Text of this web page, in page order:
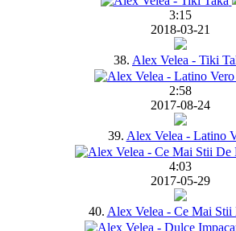
3:15
2018-03-21
38. Alex Velea - Tiki
2:58
2017-08-24
39. Alex Velea - Latino
4:03
2017-05-29
40. Alex Velea - Ce Mai Stii